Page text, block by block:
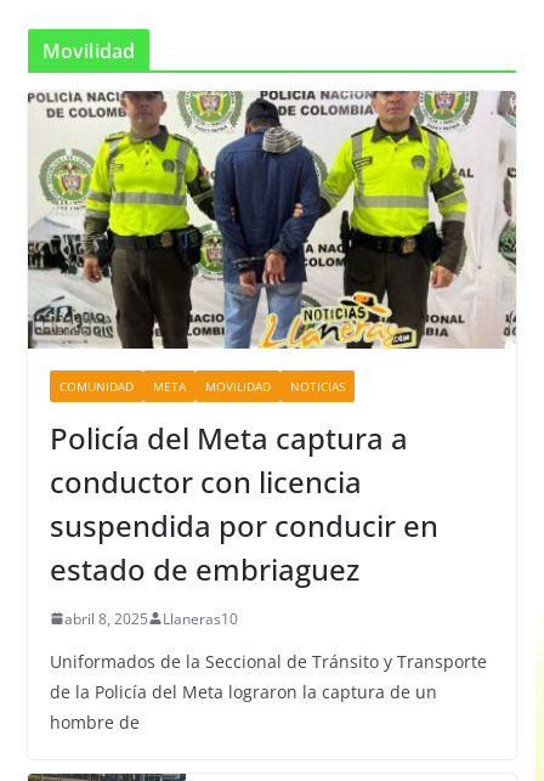
Movilidad
COMUNIDAD META MOVILIDAD NOTICIAS
Policía del Meta captura a
conductor con licencia
suspendida por conducir en
estado de embriaguez
abril 8, 2025 Llaneras10
Uniformados de la Seccional de Tránsito y Transporte
de la Policía del Meta lograron la captura de un
hombre de